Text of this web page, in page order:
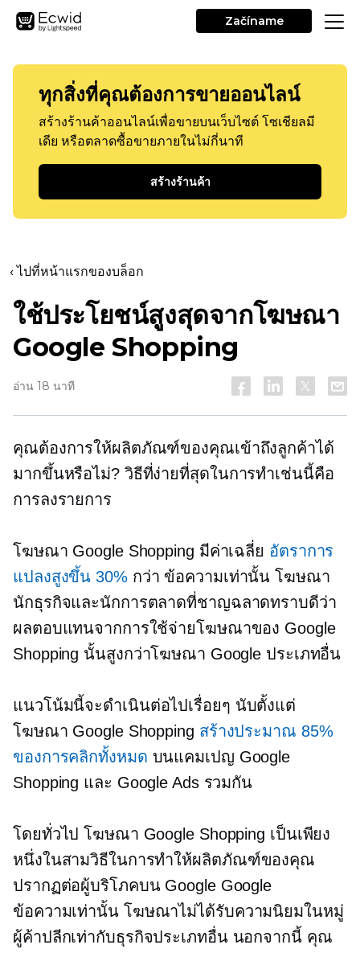
Začíname
ทุกสิ่งที่คุณต้องการขายออนไลน์
สร้างร้านค้าออนไลน์เพื่อขายบนเว็บไซต์ โซเชียลมี
เดีย หรือตลาดซื้อขายภายในไม่กี่นาที
สร้างร้านค้า
‹ ไปที่หน้าแรกของบล็อก
ใช้ประโยชน์สูงสุดจากโฆษณา
Google Shopping
อ่าน 18 นาที
คุณต้องการให้ผลิตภัณฑ์ของคุณเข้าถึงลูกค้าได้
มากขึ้นหรือไม่? วิธีที่ง่ายที่สุดในการทำเช่นนี้คือ
การลงรายการ
โฆษณา Google Shopping มีค่าเฉลี่ย อัตราการ
แปลงสูงขึ้น 30% กว่า ข้อความเท่านั้น โฆษณา
นักธุรกิจและนักการตลาดที่ชาญฉลาดทราบดีว่า
ผลตอบแทนจากการใช้จ่ายโฆษณาของ Google
Shopping นั้นสูงกว่าโฆษณา Google ประเภทอื่น
แนวโน้มนี้จะดำเนินต่อไปเรื่อยๆ นับตั้งแต่
โฆษณา Google Shopping สร้างประมาณ 85%
ของการคลิกทั้งหมด บนแคมเปญ Google
Shopping และ Google Ads รวมกัน
โดยทั่วไป โฆษณา Google Shopping เป็นเพียง
หนึ่งในสามวิธีในการทำให้ผลิตภัณฑ์ของคุณ
ปรากฏต่อผู้บริโภคบน Google Google
ข้อความเท่านั้นโฆษณาไม่ได้รับความนิยมในหมู่
ผู้ค้าปลีกเท่ากับธุรกิจประเภทอื่น นอกจากนี้ คุณ